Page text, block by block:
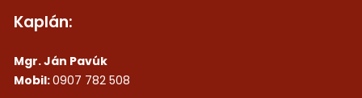
Kaplán:
Mgr. Ján Pavúk
Mobil:0907 782 508